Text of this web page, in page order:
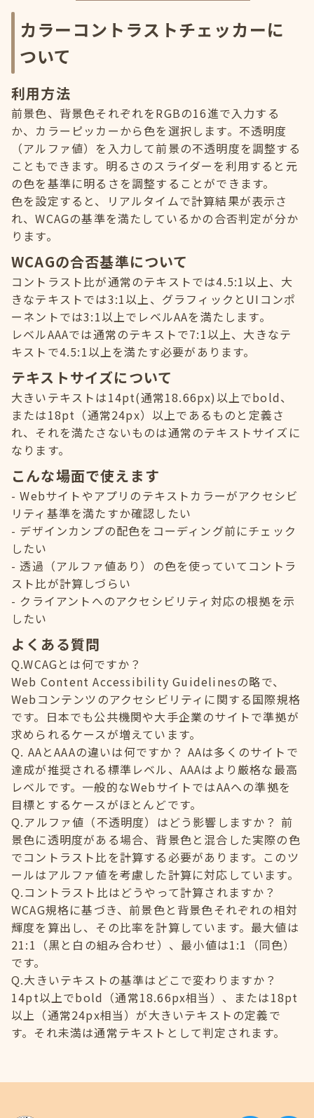
カラーコントラストチェッカーに
ついて
利用方法
前景色、背景色それぞれをRGBの16進で入力する
か、カラーピッカーから色を選択します。不透明度
（アルファ値）を入力して前景の不透明度を調整する
こともできます。明るさのスライダーを利用すると元
の色を基準に明るさを調整することができます。
色を設定すると、リアルタイムで計算結果が表示さ
れ、WCAGの基準を満たしているかの合否判定が分か
ります。
WCAGの合否基準について
コントラスト比が通常のテキストでは4.5:1以上、大
きなテキストでは3:1以上、グラフィックとUIコンポ
ーネントでは3:1以上でレベルAAを満たします。
レベルAAAでは通常のテキストで7:1以上、大きなテ
キストで4.5:1以上を満たす必要があります。
テキストサイズについて
大きいテキストは14pt(通常18.66px)以上でbold、
または18pt（通常24px）以上であるものと定義さ
れ、それを満たさないものは通常のテキストサイズに
なります。
こんな場面で使えます
Webサイトやアプリのテキストカラーがアクセシビ
リティ基準を満たすか確認したい
デザインカンプの配色をコーディング前にチェック
したい
透過（アルファ値あり）の色を使っていてコントラ
スト比が計算しづらい
クライアントへのアクセシビリティ対応の根拠を示
したい
よくある質問
Q.WCAGとは何ですか？
Web Content Accessibility Guidelinesの略で、
Webコンテンツのアクセシビリティに関する国際規格
です。日本でも公共機関や大手企業のサイトで準拠が
求められるケースが増えています。
Q. AAとAAAの違いは何ですか？ AAは多くのサイトで
達成が推奨される標準レベル、AAAはより厳格な最高
レベルです。一般的なWebサイトではAAへの準拠を
目標とするケースがほとんどです。
Q.アルファ値（不透明度）はどう影響しますか？ 前
景色に透明度がある場合、背景色と混合した実際の色
でコントラスト比を計算する必要があります。このツ
ールはアルファ値を考慮した計算に対応しています。
Q.コントラスト比はどうやって計算されますか？
WCAG規格に基づき、前景色と背景色それぞれの相対
輝度を算出し、その比率を計算しています。最大値は
21:1（黒と白の組み合わせ）、最小値は1:1（同色）
です。
Q.大きいテキストの基準はどこで変わりますか？
14pt以上でbold（通常18.66px相当）、または18pt
以上（通常24px相当）が大きいテキストの定義で
す。それ未満は通常テキストとして判定されます。